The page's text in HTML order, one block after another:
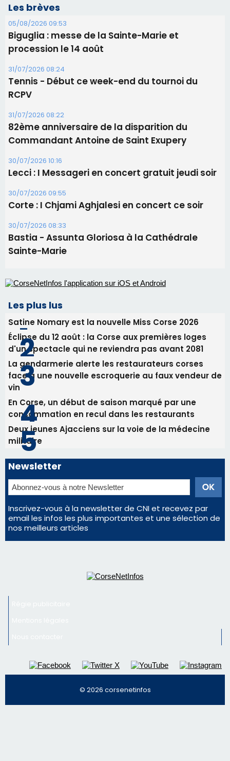
Les brèves
05/08/2026 09:53
Biguglia : messe de la Sainte-Marie et
procession le 14 août
31/07/2026 08:24
Tennis - Début ce week-end du tournoi du
RCPV
31/07/2026 08:22
82ème anniversaire de la disparition du
Commandant Antoine de Saint Exupery
30/07/2026 10:16
Lecci : I Messageri en concert gratuit jeudi soir
30/07/2026 09:55
Corte : I Chjami Aghjalesi en concert ce soir
30/07/2026 08:33
Bastia - Assunta Gloriosa à la Cathédrale
Sainte-Marie
Les plus lus
Satine Nomary est la nouvelle Miss Corse 2026
Éclipse du 12 août : la Corse aux premières loges
d'un spectacle qui ne reviendra pas avant 2081
La gendarmerie alerte les restaurateurs corses
face à une nouvelle escroquerie au faux vendeur de
vin
En Corse, un début de saison marqué par une
consommation en recul dans les restaurants
Deux jeunes Ajacciens sur la voie de la médecine
militaire
Newsletter
Inscrivez-vous à la newsletter de CNI et recevez par
email les infos les plus importantes et une sélection de
nos meilleurs articles
© 2026 corsenetinfos